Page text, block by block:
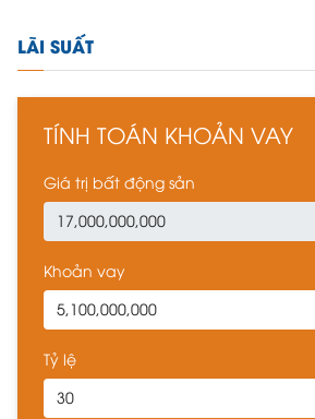
LÃI SUẤT
TÍNH TOÁN KHOẢN VAY
Giá trị bất động sản
Khoản vay
Tỷ lệ